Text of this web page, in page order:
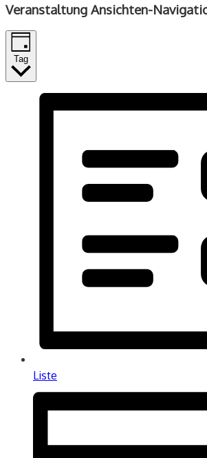
Veranstaltung Ansichten-
Tag
Liste